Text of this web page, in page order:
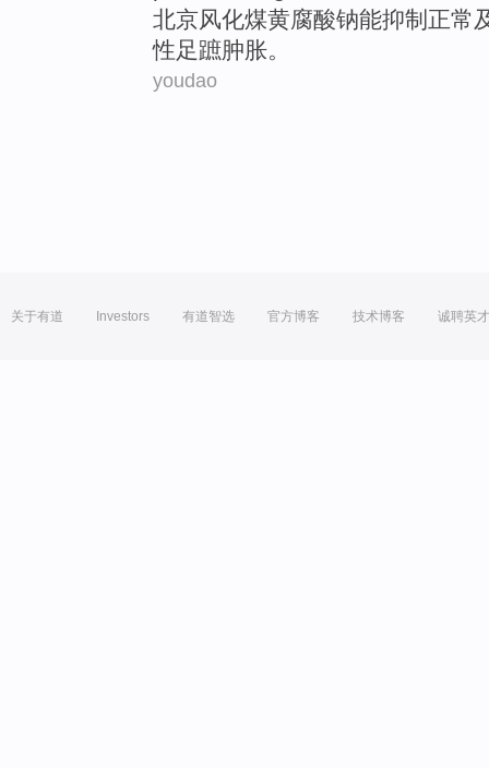
北京风化煤黄腐酸钠能抑制 正常
性足蹠肿胀。
youdao
关于有道 Investors 有道智选 官方博客 技术博客 诚聘英才